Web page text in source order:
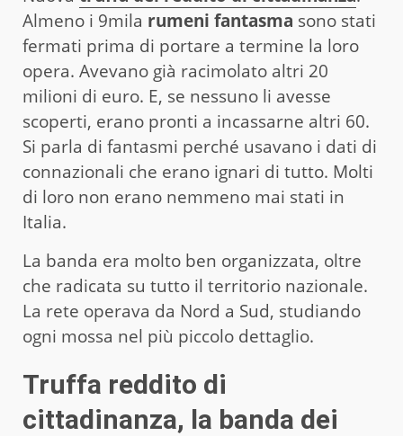
Almeno i 9mila rumeni fantasma sono stati
fermati prima di portare a termine la loro
opera. Avevano già racimolato altri 20
milioni di euro. E, se nessuno li avesse
scoperti, erano pronti a incassarne altri 60.
Si parla di fantasmi perché usavano i dati di
connazionali che erano ignari di tutto. Molti
di loro non erano nemmeno mai stati in
Italia.
La banda era molto ben organizzata, oltre
che radicata su tutto il territorio nazionale.
La rete operava da Nord a Sud, studiando
ogni mossa nel più piccolo dettaglio.
Truffa reddito di
cittadinanza, la banda dei